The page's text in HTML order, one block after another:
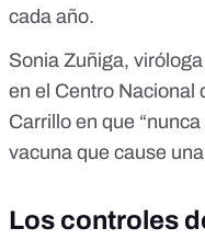
cada año.
Sonia Zuñiga,
en el Centro Nacional
Carrillo en que
vacuna que cause
Los controles